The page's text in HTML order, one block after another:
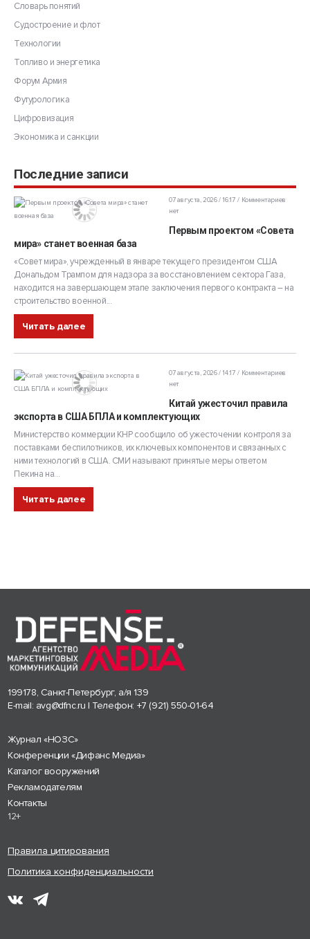
Словарь понятий
Судостроение и флот
Технологии
Топливо и энергетика
Форум Армия
Футурологика
Цифровизация
Экономика и санкции
Последние записи
07 августа, 2026 / 16:17
Комментариев
нет
Первым проектом «Совета
мира» станет военная база
«Совет мира», учрежденный в январе текущего президентом США
Дональдом Трампом для надзора за восстановлением сектора Газа,
находится на завершающем этапе заключения первого контракта – на
строительство военной...
Читать далее
07 августа, 2026 / 14:17
Комментариев
нет
Китай ужесточил правила
экспорта в США БПЛА и комплектующих
Министерство коммерции КНР сообщило об ужесточении контроля за
поставками беспилотников, их ключевых компонентов и связанных с
ними технологий в США. СМИ называют принятые меры ответом
Пекина на...
Читать далее
199178, Санкт-Петербург, а/я 139
E-mail: avg@dfnc.ru | Телефон: +7 (921) 550-01-64
Журнал «НОЗС»
Конференции «Дифанс Медиа»
Каталог вооружений
Рекламодателям
Контакты
12+
Правила цитирования
Политика конфиденциальности